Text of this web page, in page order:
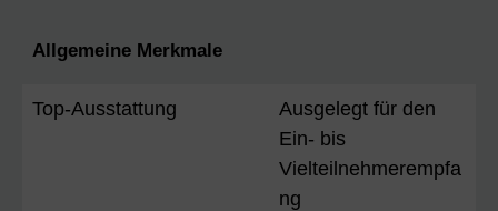
Allgemeine Merkmale
Top-Ausstattung
Ausgelegt für den
Ein- bis
Vielteilnehmerempfa
ng